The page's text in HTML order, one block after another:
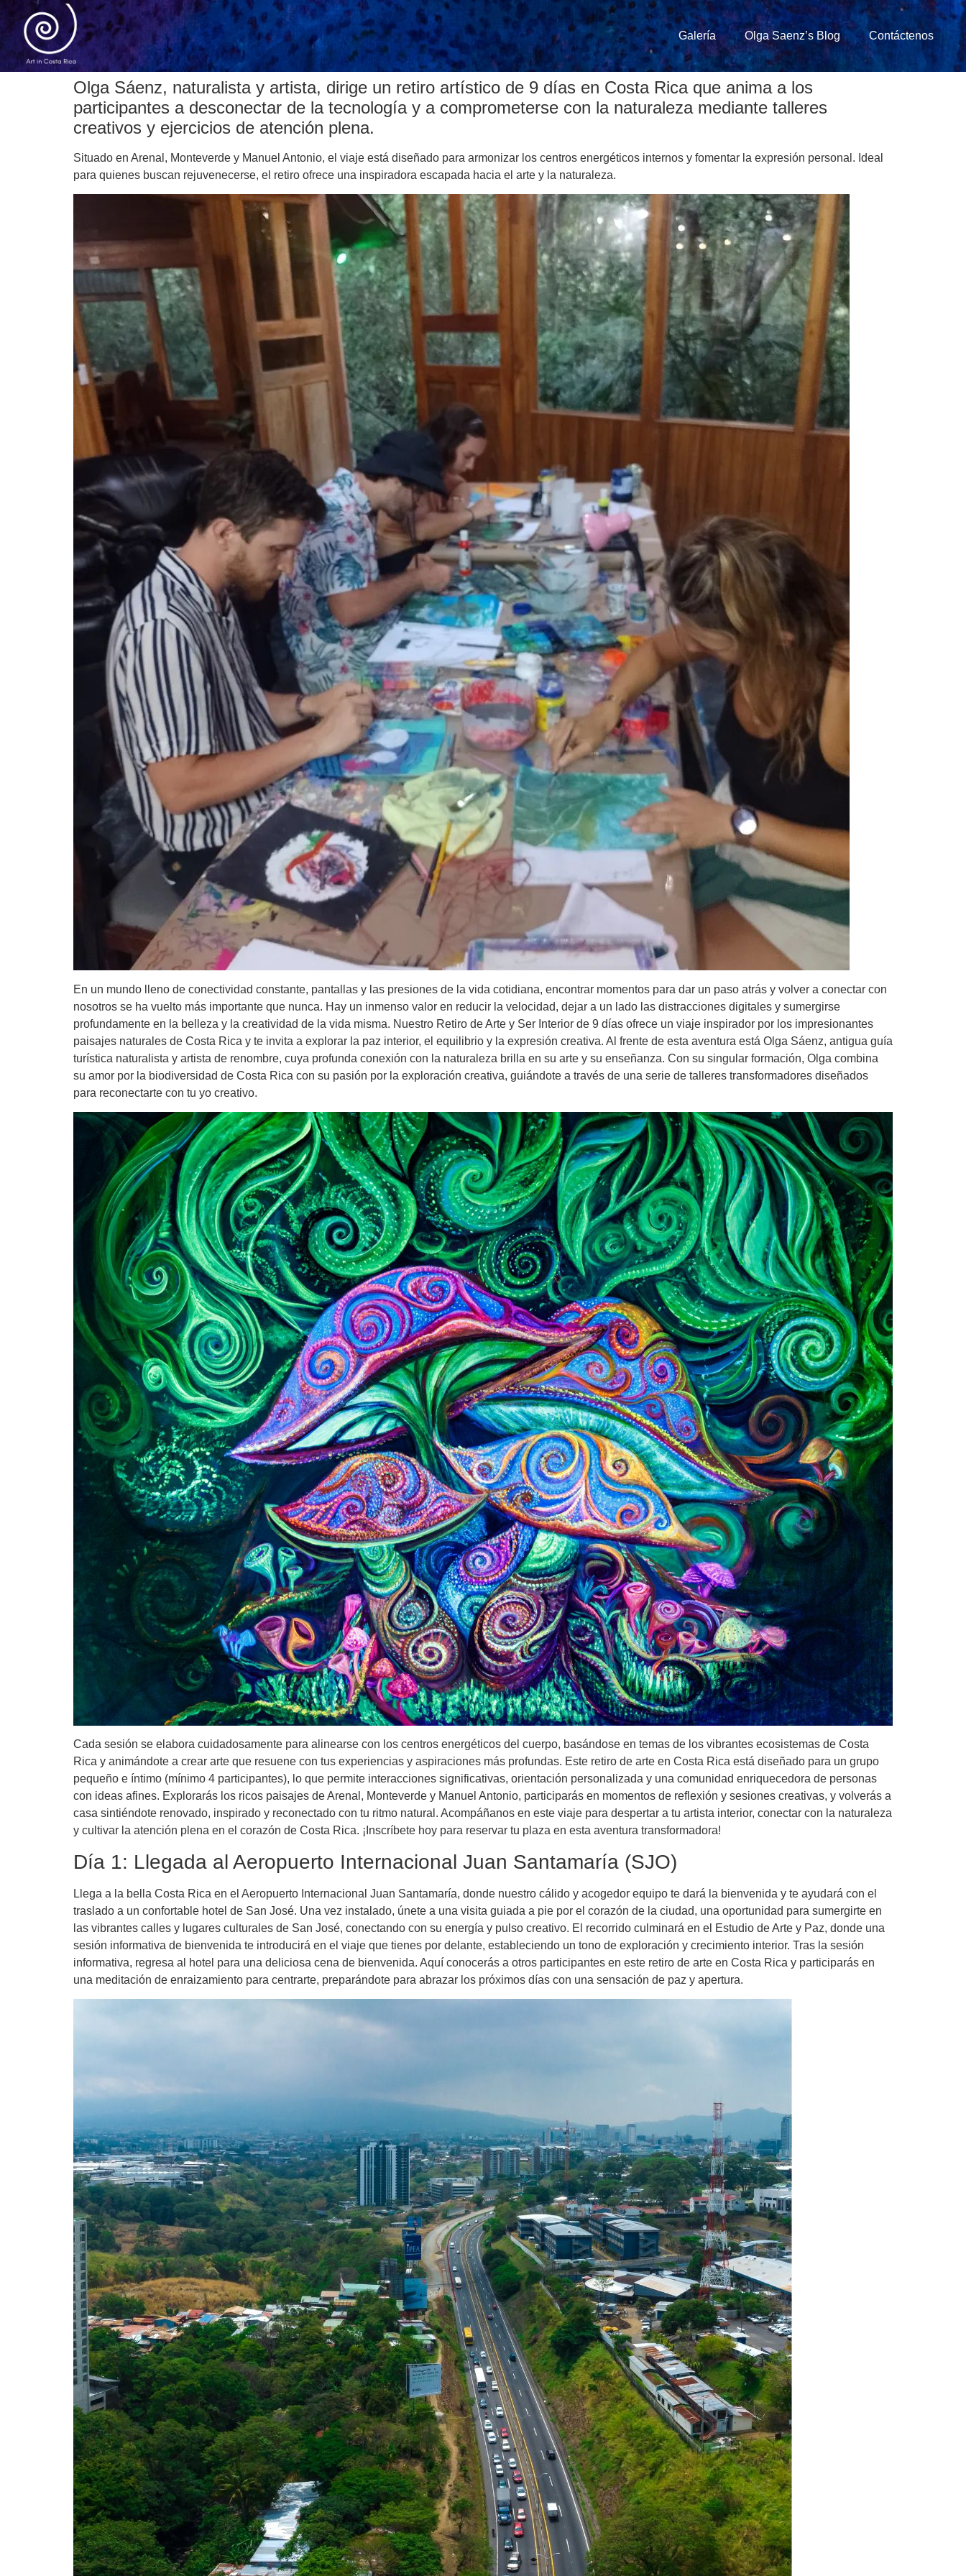
Galería Olga Saenz’s Blog Contáctenos
Olga Sáenz, naturalista y artista, dirige un retiro artístico de 9 días en Costa Rica que anima a los
participantes a desconectar de la tecnología y a comprometerse con la naturaleza mediante talleres
creativos y ejercicios de atención plena.
Situado en Arenal, Monteverde y Manuel Antonio, el viaje está diseñado para armonizar los centros energéticos internos y fomentar la expresión personal. Ideal
para quienes buscan rejuvenecerse, el retiro ofrece una inspiradora escapada hacia el arte y la naturaleza.
En un mundo lleno de conectividad constante, pantallas y las presiones de la vida cotidiana, encontrar momentos para dar un paso atrás y volver a conectar con
nosotros se ha vuelto más importante que nunca. Hay un inmenso valor en reducir la velocidad, dejar a un lado las distracciones digitales y sumergirse
profundamente en la belleza y la creatividad de la vida misma. Nuestro Retiro de Arte y Ser Interior de 9 días ofrece un viaje inspirador por los impresionantes
paisajes naturales de Costa Rica y te invita a explorar la paz interior, el equilibrio y la expresión creativa. Al frente de esta aventura está Olga Sáenz, antigua guía
turística naturalista y artista de renombre, cuya profunda conexión con la naturaleza brilla en su arte y su enseñanza. Con su singular formación, Olga combina
su amor por la biodiversidad de Costa Rica con su pasión por la exploración creativa, guiándote a través de una serie de talleres transformadores diseñados
para reconectarte con tu yo creativo.
Cada sesión se elabora cuidadosamente para alinearse con los centros energéticos del cuerpo, basándose en temas de los vibrantes ecosistemas de Costa
Rica y animándote a crear arte que resuene con tus experiencias y aspiraciones más profundas. Este retiro de arte en Costa Rica está diseñado para un grupo
pequeño e íntimo (mínimo 4 participantes), lo que permite interacciones significativas, orientación personalizada y una comunidad enriquecedora de personas
con ideas afines. Explorarás los ricos paisajes de Arenal, Monteverde y Manuel Antonio, participarás en momentos de reflexión y sesiones creativas, y volverás a
casa sintiéndote renovado, inspirado y reconectado con tu ritmo natural. Acompáñanos en este viaje para despertar a tu artista interior, conectar con la naturaleza
y cultivar la atención plena en el corazón de Costa Rica. ¡Inscríbete hoy para reservar tu plaza en esta aventura transformadora!
Día 1: Llegada al Aeropuerto Internacional Juan Santamaría (SJO)
Llega a la bella Costa Rica en el Aeropuerto Internacional Juan Santamaría, donde nuestro cálido y acogedor equipo te dará la bienvenida y te ayudará con el
traslado a un confortable hotel de San José. Una vez instalado, únete a una visita guiada a pie por el corazón de la ciudad, una oportunidad para sumergirte en
las vibrantes calles y lugares culturales de San José, conectando con su energía y pulso creativo. El recorrido culminará en el Estudio de Arte y Paz, donde una
sesión informativa de bienvenida te introducirá en el viaje que tienes por delante, estableciendo un tono de exploración y crecimiento interior. Tras la sesión
informativa, regresa al hotel para una deliciosa cena de bienvenida. Aquí conocerás a otros participantes en este retiro de arte en Costa Rica y participarás en
una meditación de enraizamiento para centrarte, preparándote para abrazar los próximos días con una sensación de paz y apertura.